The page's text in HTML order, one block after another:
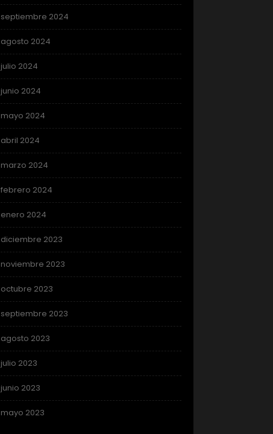
septiembre 2024
agosto 2024
julio 2024
junio 2024
mayo 2024
abril 2024
marzo 2024
febrero 2024
enero 2024
diciembre 2023
noviembre 2023
octubre 2023
septiembre 2023
agosto 2023
julio 2023
junio 2023
mayo 2023